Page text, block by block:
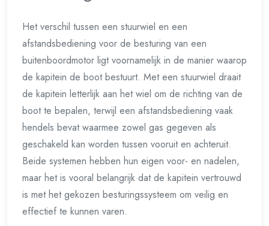
Het verschil tussen een stuurwiel en een
afstandsbediening voor de besturing van een
buitenboordmotor ligt voornamelijk in de manier waarop
de kapitein de boot bestuurt. Met een stuurwiel draait
de kapitein letterlijk aan het wiel om de richting van de
boot te bepalen, terwijl een afstandsbediening vaak
hendels bevat waarmee zowel gas gegeven als
geschakeld kan worden tussen vooruit en achteruit.
Beide systemen hebben hun eigen voor- en nadelen,
maar het is vooral belangrijk dat de kapitein vertrouwd
is met het gekozen besturingssysteem om veilig en
effectief te kunnen varen.